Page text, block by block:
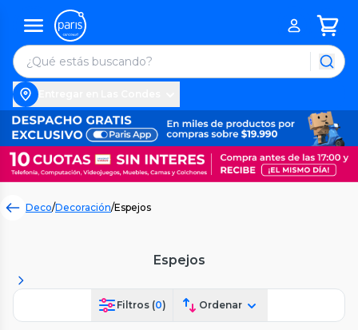
Deco/Decoración/Espejos
Espejos
Filtros (0) Ordenar